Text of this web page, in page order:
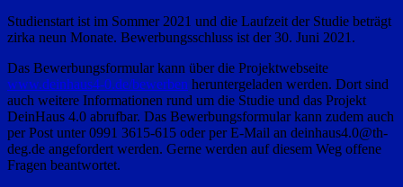
Studienstart ist im Sommer 2021 und die Laufzeit der Studie beträgt
zirka neun Monate. Bewerbungsschluss ist der 30. Juni 2021.
Das Bewerbungsformular kann über die Projektwebseite
www.deinhaus4-0.de/bewerben heruntergeladen werden. Dort sind
auch weitere Informationen rund um die Studie und das Projekt
DeinHaus 4.0 abrufbar. Das Bewerbungsformular kann zudem auch
per Post unter 0991 3615-615 oder per E-Mail an deinhaus4.0@th-
deg.de angefordert werden. Gerne werden auf diesem Weg offene
Fragen beantwortet.